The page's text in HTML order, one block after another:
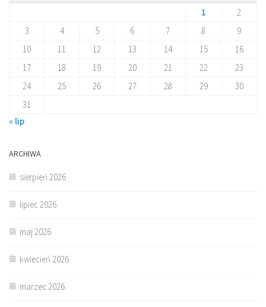
1
2
3
4 5 6 7 8
9
10
11 12 13 14 15
16
17
18 19 20 21 22
23
24
25 26 27 28 29
30
31
« lip
ARCHIWA
sierpień 2026
lipiec 2026
maj 2026
kwiecień 2026
marzec 2026